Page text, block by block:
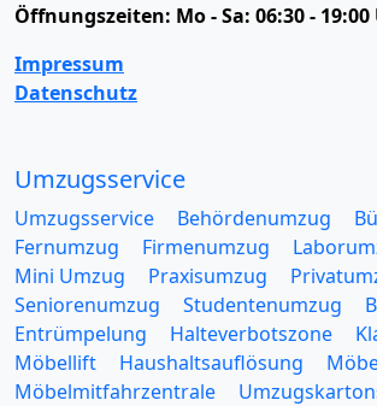
Öffnungszeiten: Mo - Sa: 06:30 -
Impressum
Datenschutz
Umzugsservice
Umzugsservice Behördenumzug
Fernumzug
Firmenumzug
Mini Umzug
Praxisumzug
Seniorenumzug
Studentenumzug
Entrümpelung
Halteverbotszone
Möbellift
Haushaltsauflösung
Möbelmitfahrzentrale